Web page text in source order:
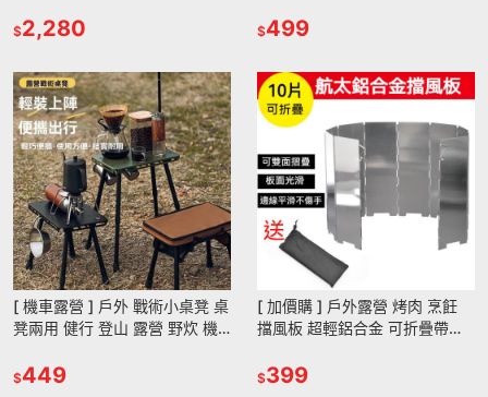
帳篷
$2,280 $499
[ 機車露營 ] 戶外 戰術小桌凳 桌
凳兩用 健行 登山 露營 野炊 機
釣魚凳
$449
[ 加價購 ] 戶外露營 烤肉 烹飪
擋風板 超輕鋁合金 可折疊帶插
$399